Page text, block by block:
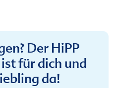
Der HiPP
für dich und
da!